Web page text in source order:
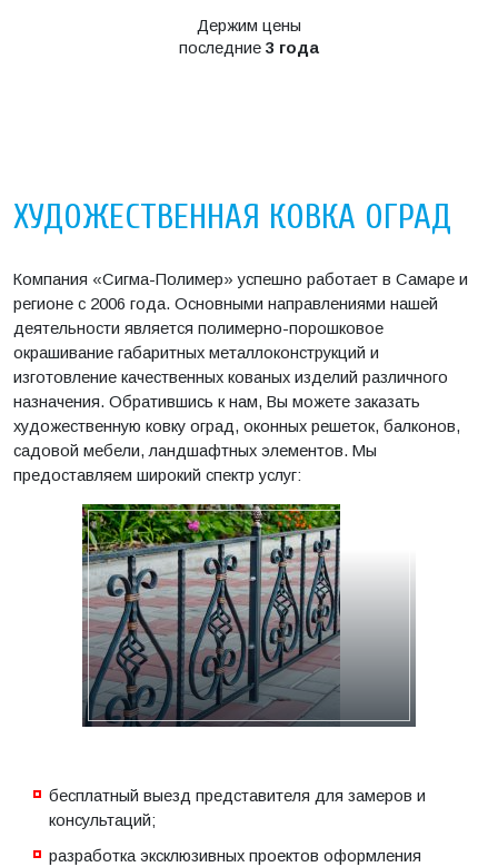
Держим цены
последние 3 года
ХУДОЖЕСТВЕННАЯ КОВКА ОГРАД
Компания «Сигма-Полимер» успешно работает в Самаре и
регионе с 2006 года. Основными направлениями нашей
деятельности является полимерно-порошковое
окрашивание габаритных металлоконструкций и
изготовление качественных кованых изделий различного
назначения. Обратившись к нам, Вы можете заказать
художественную ковку оград, оконных решеток, балконов,
садовой мебели, ландшафтных элементов. Мы
предоставляем широкий спектр услуг:
бесплатный выезд представителя для замеров и
консультаций;
разработка эксклюзивных проектов оформления